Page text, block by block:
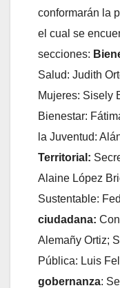
conformarán la
el cual se
secciones:
Salud: Judith
Mujeres: Sisely
Bienestar:
la Juventud:
Territorial:
Alaine López
Sustentable:
ciudadana:
Alemañy Ortiz;
Pública: Luis
gobernanza: